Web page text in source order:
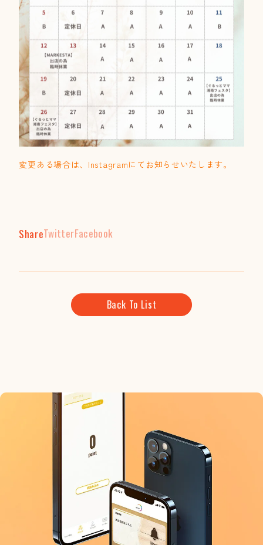
変更ある場合は、Instagramにてお知らせいたします。
ShareTwitterFacebook
Back To List